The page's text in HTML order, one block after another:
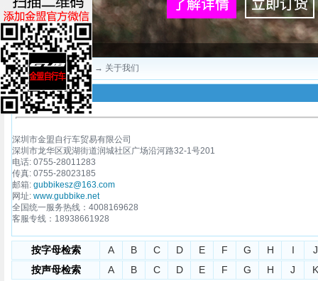
当前位置：深圳金盟 → 关于我们
深圳市金盟自行车贸易有限公司
深圳市龙华区观湖街道润城社区广场沿河路32-1号201
电话: 0755-28011283
传真: 0755-28023185
邮箱: gubbikesz@163.com
网址: www.gubbike.net
全国统一服务热线：4008169628
客服专线：18938661928
按字母检索 A B C D E F G H I
J
按声母检索
A B C D E F G H J K